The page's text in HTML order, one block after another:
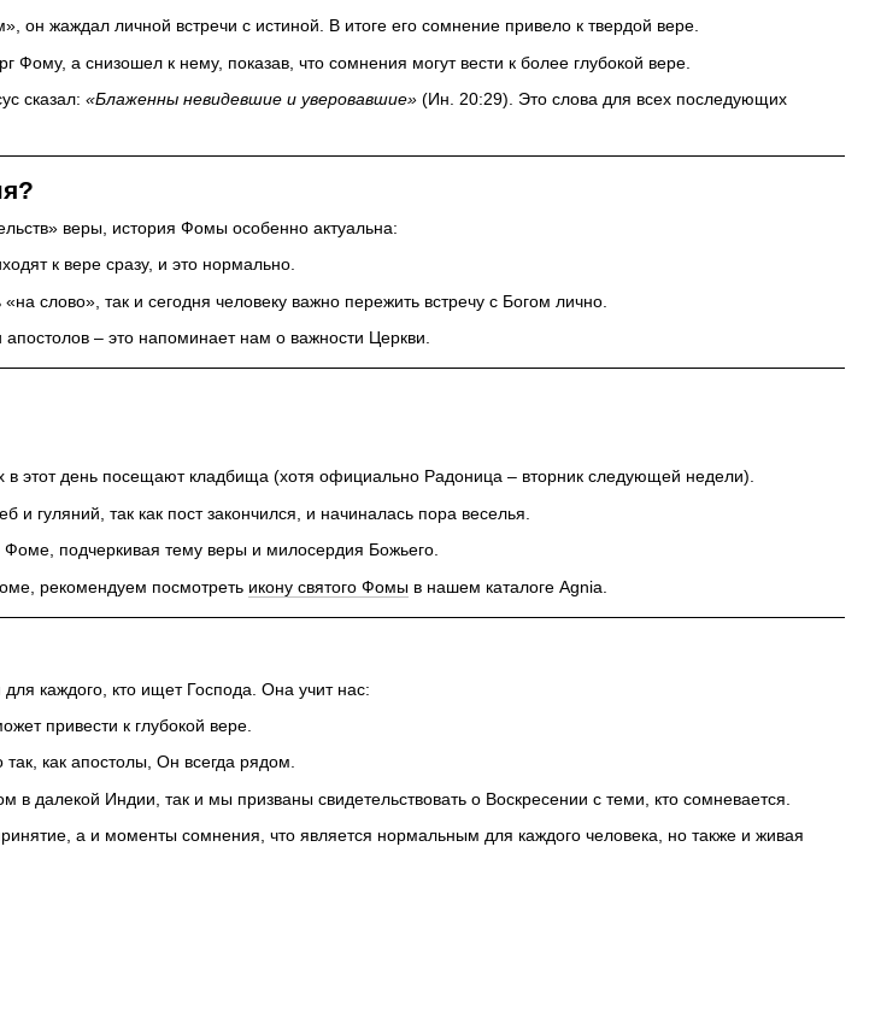
жаждал личной встречи с истиной. В итоге его сомнение привело к твердой вере.
Фому, а снизошел к нему, показав, что сомнения могут вести к более глубокой вере.
сказал: «Блаженны невидевшие и уверовавшие» (Ин. 20:29). Это слова для всех последующих
веры, история Фомы особенно актуальна:
к вере сразу, и это нормально.
слово», так и сегодня человеку важно пережить встречу с Богом лично.
– это напоминает нам о важности Церкви.
в этот день посещают кладбища (хотя официально Радоница – вторник следующей недели).
и гуляний, так как пост закончился, и начиналась пора веселья.
подчеркивая тему веры и милосердия Божьего.
рекомендуем посмотреть икону святого Фомы в нашем каталоге Agnia.
каждого, кто ищет Господа. Она учит нас:
привести к глубокой вере.
как апостолы, Он всегда рядом.
в далекой Индии, так и мы призваны свидетельствовать о Воскресении с теми, кто сомневается.
а и моменты сомнения, что является нормальным для каждого человека, но также и живая